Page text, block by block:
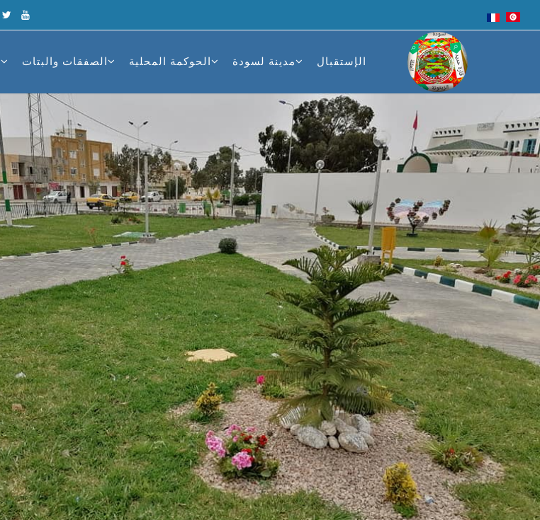
الإستقبال مدينة لسودة الحوكمة المحلية الصفقات والبتات